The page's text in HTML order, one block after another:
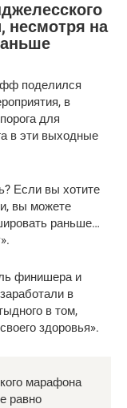
несмотря на
поделился
в
для
в эти выходные
Если вы хотите
вы можете
раньше…
финишера и
в
в том,
здоровья».
марафона
равно